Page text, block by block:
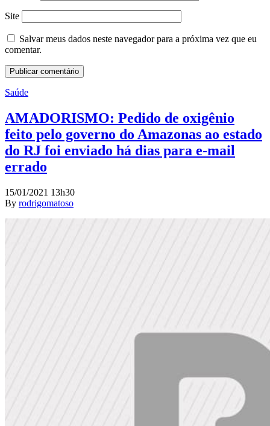
Site
Salvar meus dados neste navegador para a próxima vez que eu
comentar.
Saúde
AMADORISMO: Pedido de oxigênio
feito pelo governo do Amazonas ao estado
do RJ foi enviado há dias para e-mail
errado
15/01/2021 13h30
By rodrigomatoso